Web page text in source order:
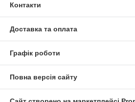
Контакти
Доставка та оплата
Графік роботи
Повна версія сайту